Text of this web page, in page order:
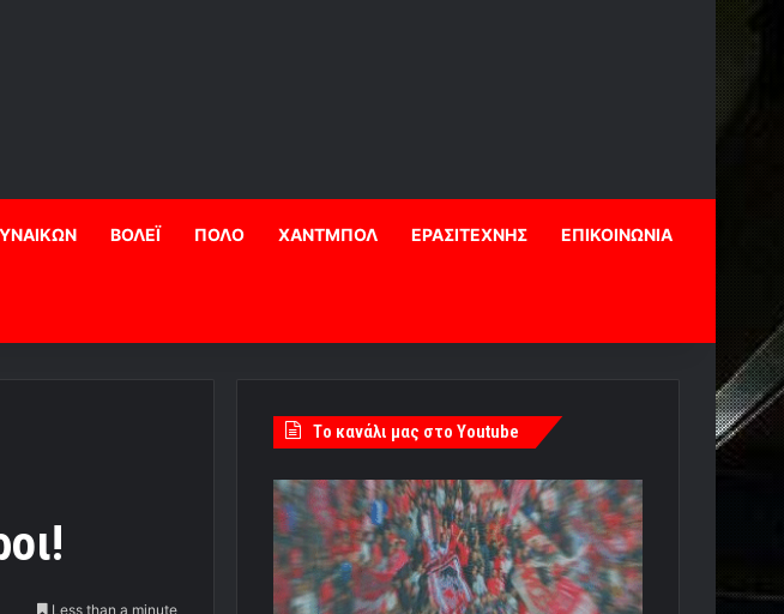
ΒΟΛΕΪ ΠΟΛΟ ΧΑΝΤΜΠΟΛ ΕΡΑΣΙΤΕΧΝΗΣ ΕΠΙΚΟΙΝΩΝΙΑ
Less than a minute
Tο κανάλι μας στο Youtube